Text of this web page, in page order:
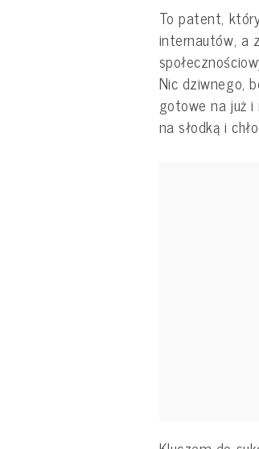
To patent,
internautów, a
Nic dziwnego,
gotowe na już
na słodką i